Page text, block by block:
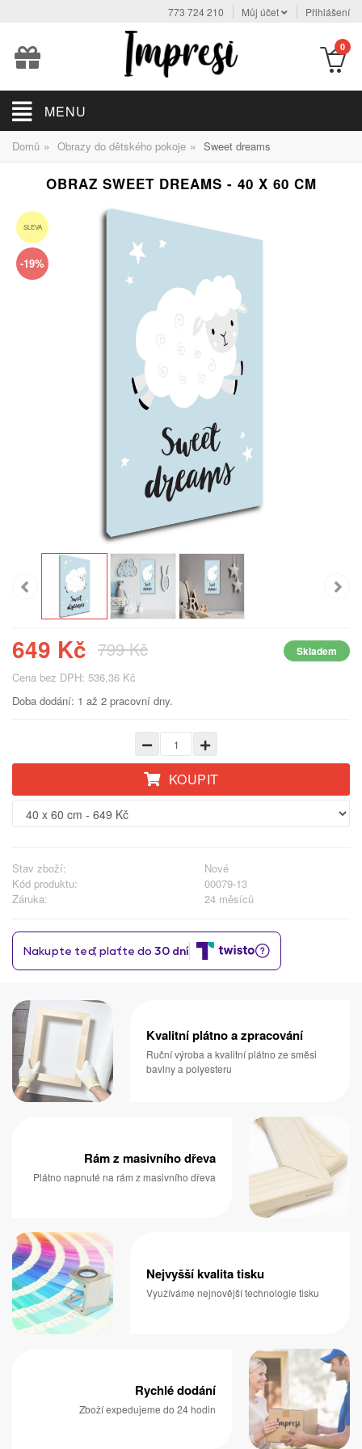
773 724 210 Můj účet Přihlášení
0
MENU
Domů » Obrazy do dětského pokoje » Sweet dreams
OBRAZ SWEET DREAMS - 40 X 60 CM
SLEVA
-19%
649 Kč 799 Kč Skladem
Cena bez DPH: 536,36 Kč
Doba dodání: 1 až 2 pracovní dny.
KOUPIT
Stav zboží:
Nové
Kód produktu:
00079-13
Záruka:
24 měsíců
Kvalitní plátno a zpracování
Ruční výroba a kvalitní plátno ze směsi
bavlny a polyesteru
Rám z masivního dřeva
Plátno napnuté na rám z masivního dřeva
Nejvyšší kvalita tisku
Využíváme nejnovější technologie tisku
Rychlé dodání
Zboží expedujeme do 24 hodin